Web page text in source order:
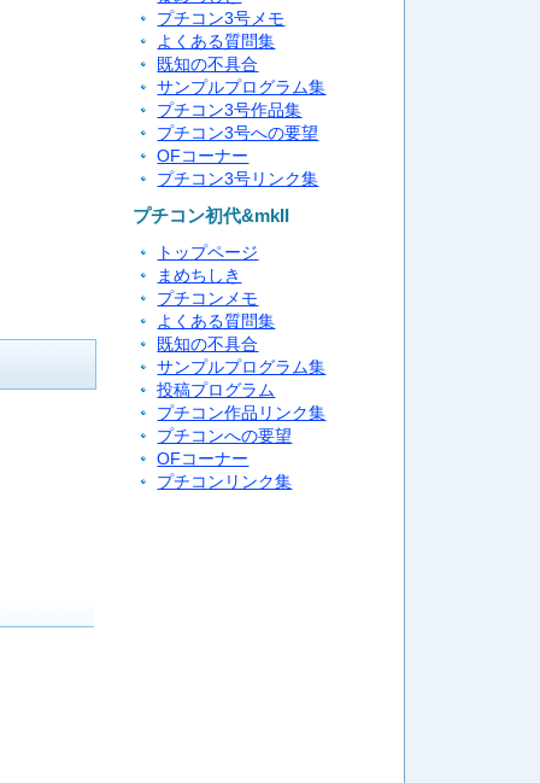
プチコン3号メモ
よくある質問集
既知の不具合
サンプルプログラム集
プチコン3号作品集
プチコン3号への要望
OFコーナー
プチコン3号リンク集
プチコン初代&mkII
トップページ
まめちしき
プチコンメモ
よくある質問集
既知の不具合
サンプルプログラム集
投稿プログラム
プチコン作品リンク集
プチコンへの要望
OFコーナー
プチコンリンク集